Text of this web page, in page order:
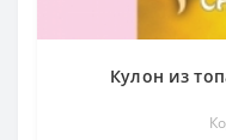
Кулон из